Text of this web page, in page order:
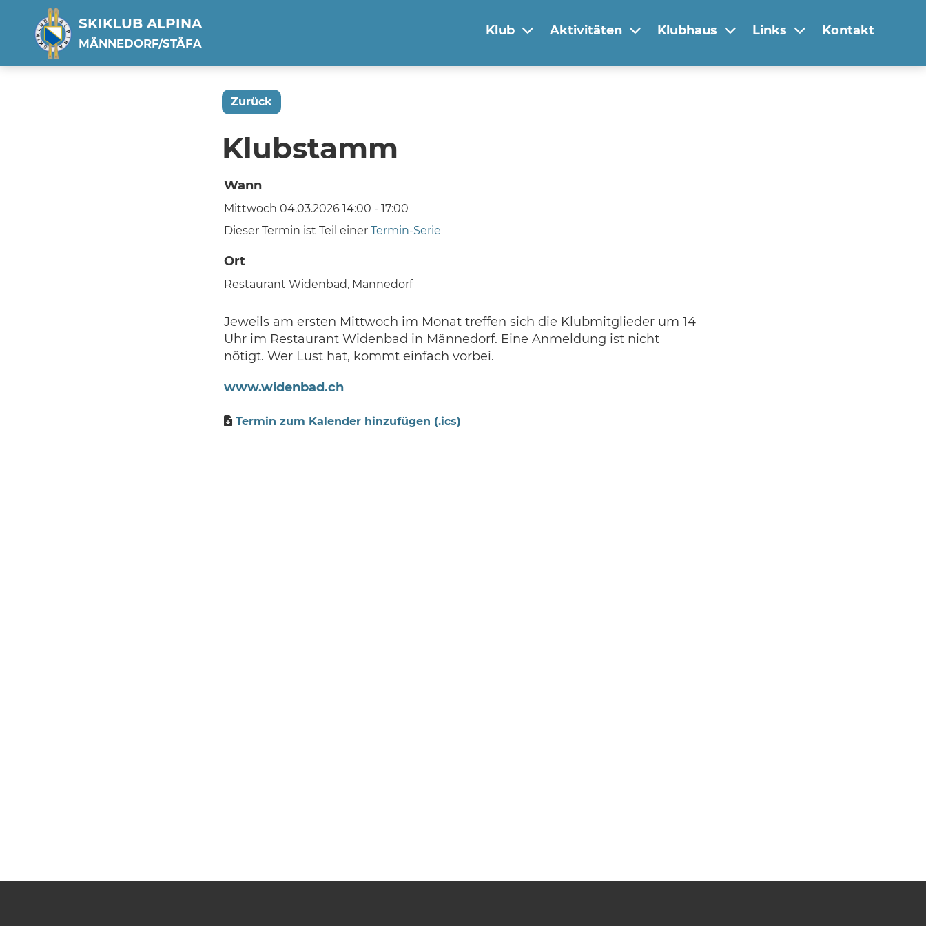
Klub Aktivitäten Klubhaus Links Kontakt
SKIKLUB ALPINA
MÄNNEDORF/STÄFA
Zurück
Klubstamm
Wann
Mittwoch 04.03.2026 14:00 - 17:00
Dieser Termin ist Teil einer Termin-Serie
Ort
Restaurant Widenbad, Männedorf
Jeweils am ersten Mittwoch im Monat treffen sich die Klubmitglieder um 14
Uhr im Restaurant Widenbad in Männedorf. Eine Anmeldung ist nicht
nötigt. Wer Lust hat, kommt einfach vorbei.
www.widenbad.ch
Termin zum Kalender hinzufügen (.ics)